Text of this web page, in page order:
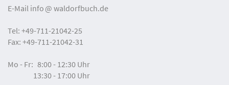
E-Mail info waldorfbuch.de
Tel: +49-711-21042-25
Fax: +49-711-21042-31
Mo - Fr: 8:00 - 12:30 Uhr
13:30 - 17:00 Uhr